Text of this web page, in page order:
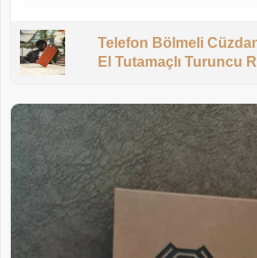
Telefon Bölmeli
El Tutamaçlı Turuncu